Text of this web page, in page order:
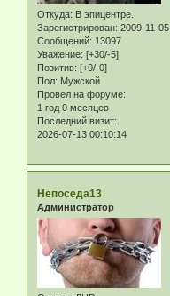
Откуда: В эпицентре.
Зарегистрирован: 2009-11-05
Сообщений: 13097
Уважение: [+30/-5]
Позитив: [+0/-0]
Пол: Мужской
Провел на форуме:
1 год 0 месяцев
Последний визит:
2026-07-13 00:10:14
Непоседа13
Администратор